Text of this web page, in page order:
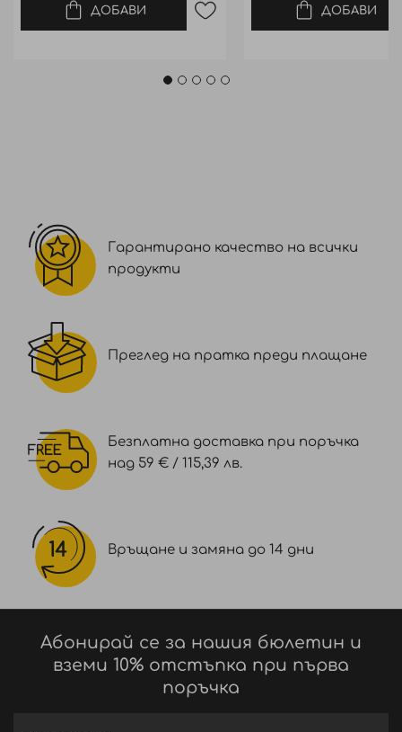
ДОБАВИ ДОБАВИ
Гарантирано качество на всички
продукти
Преглед на пратка преди плащане
Безплатна доставка при поръчка
над 59 € / 115,39 лв.
Връщане и замяна до 14 дни
Абонирай се за нашия бюлетин и
вземи 10% отстъпка при първа
поръчка